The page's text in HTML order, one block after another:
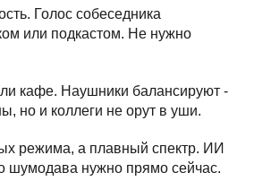
Голос собеседника
или подкастом. Не нужно
кафе. Наушники балансируют -
но и коллеги не орут в уши.
режима, а плавный спектр. ИИ
шумодава нужно прямо сейчас.